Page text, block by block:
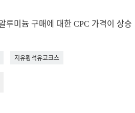
루미늄 구매에 대한 CPC 가격이 상승
저유황석유코크스